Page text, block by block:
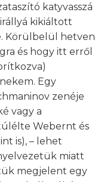
katyvasszá
kikiáltott
Körülbelül hetven
és hogy itt erről
Egy
zenéje
vagy a
Webernt és
is), – lehet
miatt
megjelent egy